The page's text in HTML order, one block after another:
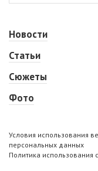
Новости
Статьи
Сюжеты
Фото
Условия использования
персональных данных
Политика использования